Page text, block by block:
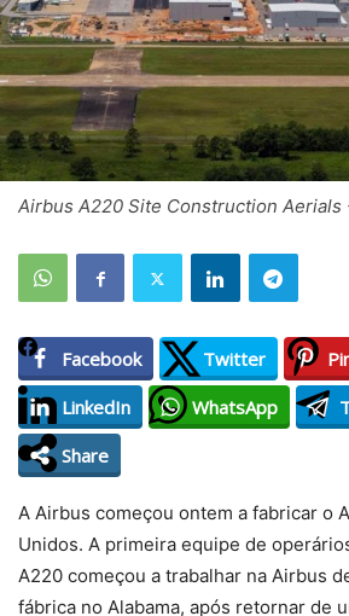
Airbus A220 Site Construction Aerials
Facebook Twitter
LinkedIn
WhatsApp
Share
A Airbus começou ontem a fabricar o
Unidos. A primeira equipe de
A220 começou a trabalhar na Airbus
fábrica no Alabama, após retornar de